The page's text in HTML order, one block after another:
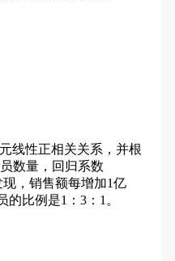
线性正相关关系，并根
数量，回归系数
现，销售额每增加1亿
比例是1：3：1。